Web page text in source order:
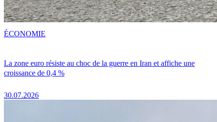
La zone euro résiste au choc de la guerre en Iran et affiche une
croissance de 0,4 %
30.07.2026
ÉCONOMIE